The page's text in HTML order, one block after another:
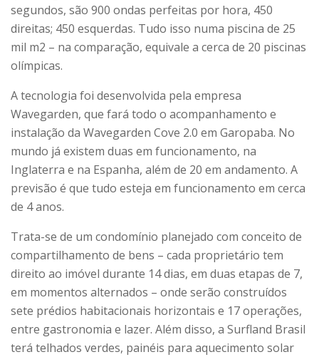
segundos, são 900 ondas perfeitas por hora, 450
direitas; 450 esquerdas. Tudo isso numa piscina de 25
mil m2 – na comparação, equivale a cerca de 20 piscinas
olímpicas.
A tecnologia foi desenvolvida pela empresa
Wavegarden, que fará todo o acompanhamento e
instalação da Wavegarden Cove 2.0 em Garopaba. No
mundo já existem duas em funcionamento, na
Inglaterra e na Espanha, além de 20 em andamento. A
previsão é que tudo esteja em funcionamento em cerca
de 4 anos.
Trata-se de um condomínio planejado com conceito de
compartilhamento de bens – cada proprietário tem
direito ao imóvel durante 14 dias, em duas etapas de 7,
em momentos alternados – onde serão construídos
sete prédios habitacionais horizontais e 17 operações,
entre gastronomia e lazer. Além disso, a Surfland Brasil
terá telhados verdes, painéis para aquecimento solar